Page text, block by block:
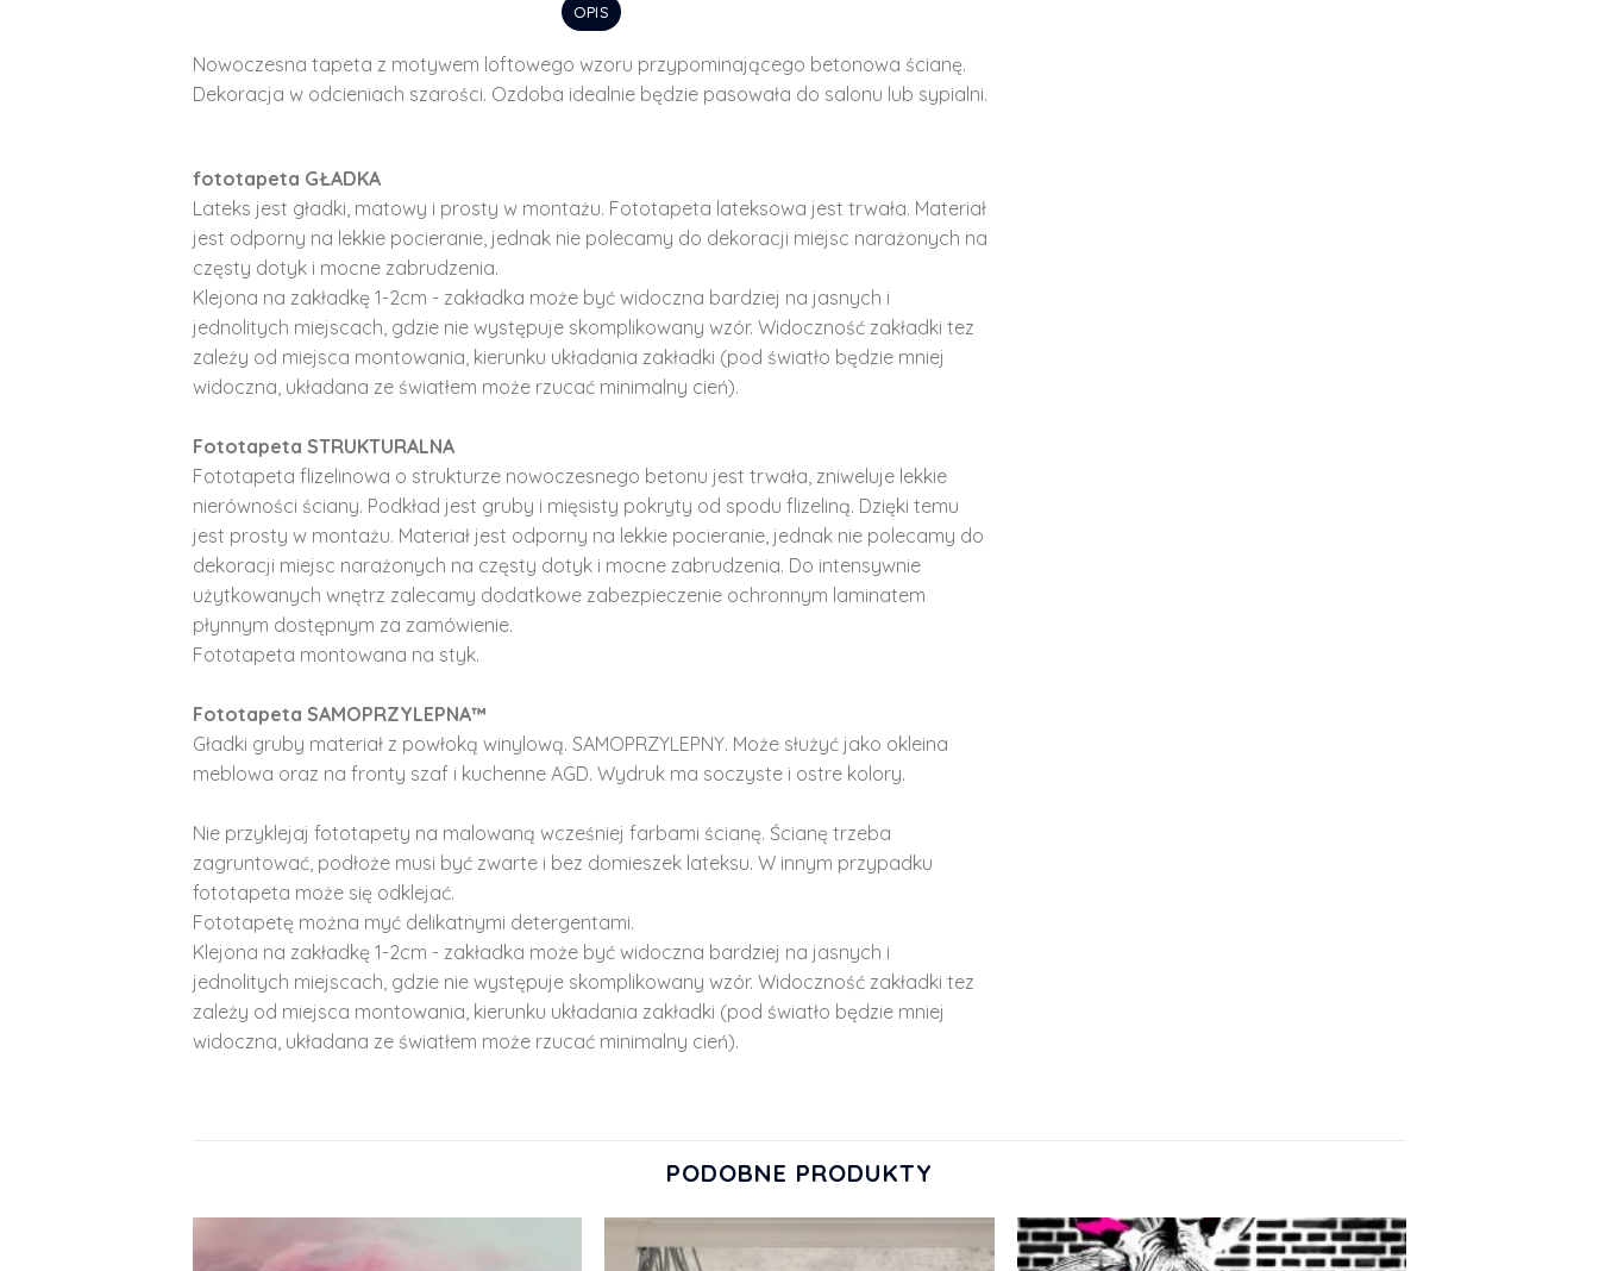
OPIS
Nowoczesna tapeta z motywem loftowego wzoru przypominającego betonowa ścianę.
Dekoracja w odcieniach szarości. Ozdoba idealnie będzie pasowała do salonu lub sypialni.
fototapeta GŁADKA
Lateks jest gładki, matowy i prosty w montażu. Fototapeta lateksowa jest trwała. Materiał
jest odporny na lekkie pocieranie, jednak nie polecamy do dekoracji miejsc narażonych na
częsty dotyk i mocne zabrudzenia.
Klejona na zakładkę 1-2cm - zakładka może być widoczna bardziej na jasnych i
jednolitych miejscach, gdzie nie występuje skomplikowany wzór. Widoczność zakładki tez
zależy od miejsca montowania, kierunku układania zakładki (pod światło będzie mniej
widoczna, układana ze światłem może rzucać minimalny cień).
Fototapeta STRUKTURALNA
Fototapeta flizelinowa o strukturze nowoczesnego betonu jest trwała, zniweluje lekkie
nierówności ściany. Podkład jest gruby i mięsisty pokryty od spodu flizeliną. Dzięki temu
jest prosty w montażu. Materiał jest odporny na lekkie pocieranie, jednak nie polecamy do
dekoracji miejsc narażonych na częsty dotyk i mocne zabrudzenia. Do intensywnie
użytkowanych wnętrz zalecamy dodatkowe zabezpieczenie ochronnym laminatem
płynnym dostępnym za zamówienie.
Fototapeta montowana na styk.
Fototapeta SAMOPRZYLEPNA™
Gładki gruby materiał z powłoką winylową. SAMOPRZYLEPNY. Może służyć jako okleina
meblowa oraz na fronty szaf i kuchenne AGD. Wydruk ma soczyste i ostre kolory.
Nie przyklejaj fototapety na malowaną wcześniej farbami ścianę. Ścianę trzeba
zagruntować, podłoże musi być zwarte i bez domieszek lateksu. W innym przypadku
fototapeta może się odklejać.
Fototapetę można myć delikatnymi detergentami.
Klejona na zakładkę 1-2cm - zakładka może być widoczna bardziej na jasnych i
jednolitych miejscach, gdzie nie występuje skomplikowany wzór. Widoczność zakładki tez
zależy od miejsca montowania, kierunku układania zakładki (pod światło będzie mniej
widoczna, układana ze światłem może rzucać minimalny cień).
PODOBNE PRODUKTY